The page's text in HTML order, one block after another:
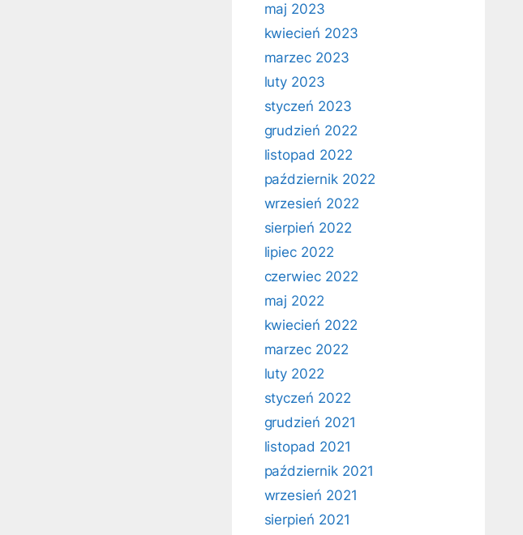
maj 2023
kwiecień 2023
marzec 2023
luty 2023
styczeń 2023
grudzień 2022
listopad 2022
październik 2022
wrzesień 2022
sierpień 2022
lipiec 2022
czerwiec 2022
maj 2022
kwiecień 2022
marzec 2022
luty 2022
styczeń 2022
grudzień 2021
listopad 2021
październik 2021
wrzesień 2021
sierpień 2021